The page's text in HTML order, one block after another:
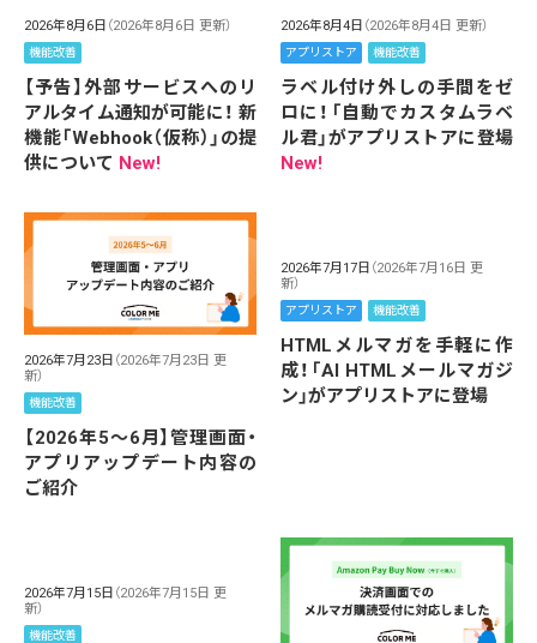
2026年8月6日 （2026年8月6日 更新）
機能改善
【予告】外部サービスへのリ
アルタイム通知が可能に！ 新
機能「Webhook（仮称）」の提
供について New!
2026年8月4日 （2026年8月4日 更新）
アプリストア 機能改善
ラベル付け外しの手間をゼ
ロに！「自動でカスタムラベ
ル君」がアプリストアに登場
New!
2026年7月23日 （2026年7月23日 更
新）
機能改善
【2026年5～6月】管理画面・
アプリアップデート内容の
ご紹介
2026年7月17日 （2026年7月16日 更
新）
アプリストア 機能改善
HTMLメルマガを手軽に作
成！「AI HTMLメールマガジ
ン」がアプリストアに登場
2026年7月15日 （2026年7月15日 更
新）
機能改善